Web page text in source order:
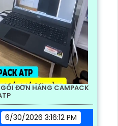
ĐƠN HÀNG CAMPACK
6/30/2026 3:16:12 PM